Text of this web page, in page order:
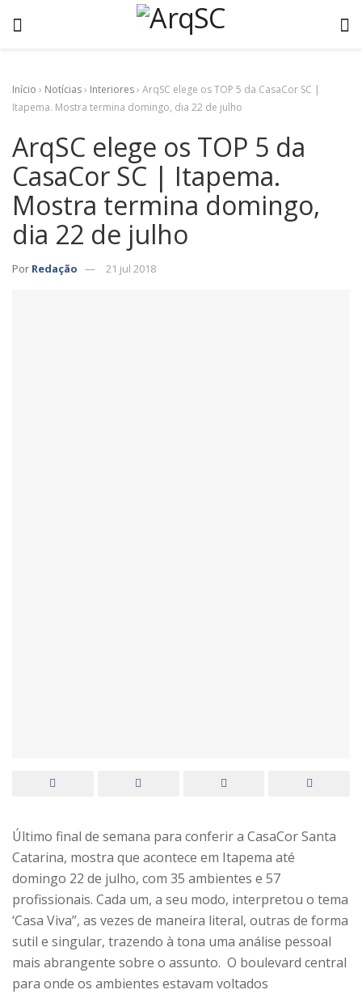
Início › Notícias› Interiores› ArqSC elege os TOP 5 da CasaCor SC |
Itapema. Mostra termina domingo, dia 22 de julho
ArqSC elege os TOP 5 da
CasaCor SC | Itapema.
Mostra termina domingo,
dia 22 de julho
Por Redação 21 jul 2018
Último final de semana para conferir a CasaCor Santa
Catarina, mostra que acontece em Itapema até
domingo 22 de julho, com 35 ambientes e 57
profissionais. Cada um, a seu modo, interpretou o tema
‘Casa Viva”, as vezes de maneira literal, outras de forma
sutil e singular, trazendo à tona uma análise pessoal
mais abrangente sobre o assunto. O boulevard central
para onde os ambientes estavam voltados